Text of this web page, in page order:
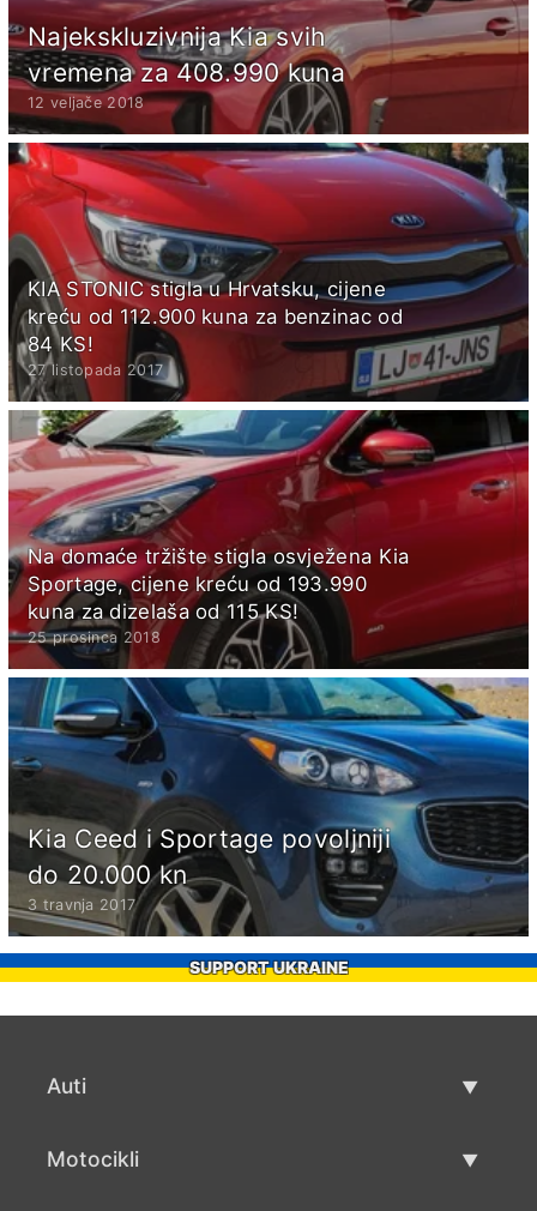
Najekskluzivnija Kia svih
vremena za 408.990 kuna
12 veljače 2018
KIA STONIC stigla u Hrvatsku, cijene
kreću od 112.900 kuna za benzinac od
84 KS!
27 listopada 2017
Na domaće tržište stigla osvježena Kia
Sportage, cijene kreću od 193.990
kuna za dizelaša od 115 KS!
25 prosinca 2018
Kia Ceed i Sportage povoljniji
do 20.000 kn
3 travnja 2017
SUPPORT UKRAINE
Auti
Motocikli